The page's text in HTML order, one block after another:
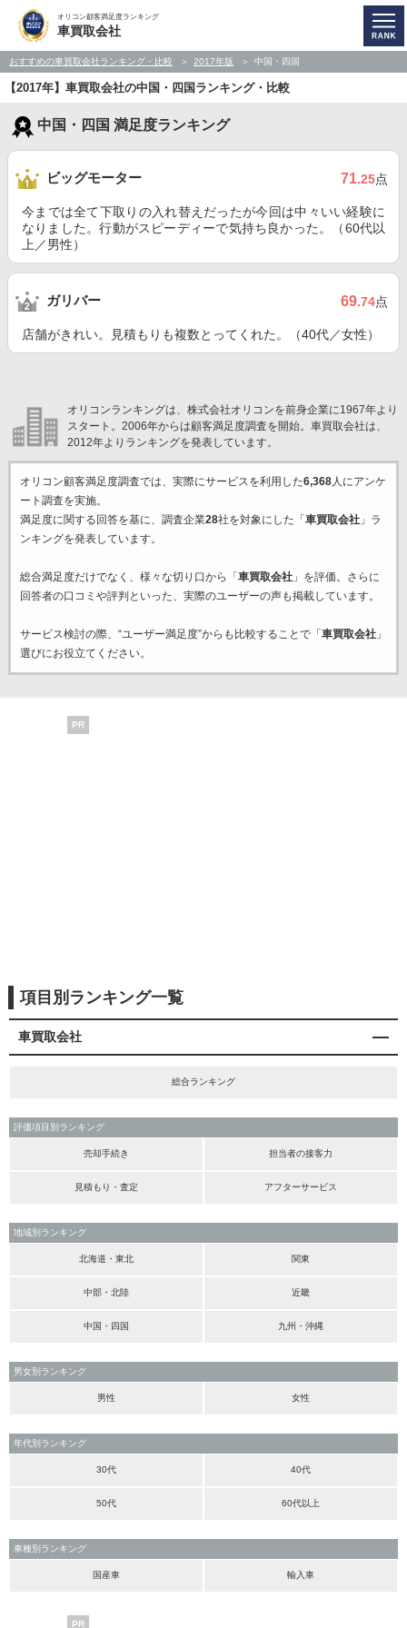
オリコン顧客満足度ランキング
車買取会社
おすすめの車買取会社ランキング・比較 2017年版 中国・四国
【2017年】車買取会社の中国・四国ランキング・比較
中国・四国 満足度ランキング
ビッグモーター 71.25点
今までは全て下取りの入れ替えだったが今回は中々いい経験に
なりました。行動がスピーディーで気持ち良かった。（60代以
上／男性）
ガリバー 69.74点
店舗がきれい。見積もりも複数とってくれた。（40代／女性）
オリコンランキングは、株式会社オリコンを前身企業に1967年より
スタート。2006年からは顧客満足度調査を開始。車買取会社は、
2012年よりランキングを発表しています。
オリコン顧客満足度調査では、実際にサービスを利用した6,368人にアンケ
ート調査を実施。
満足度に関する回答を基に、調査企業28社を対象にした「 車買取会社」ラ
ンキングを発表しています。
総合満足度だけでなく、様々な切り口から「 車買取会社」を評価。さらに
回答者の口コミや評判といった、実際のユーザーの声も掲載しています。
サービス検討の際、“ユーザー満足度”からも比較することで「 車買取会社」
選びにお役立てください。
PR
項目別ランキング一覧
車買取会社
総合ランキング
評価項目別ランキング
売却手続き 担当者の接客力
見積もり・査定 アフターサービス
地域別ランキング
北海道・東北 関東
中部・北陸 近畿
中国・四国 九州・沖縄
男女別ランキング
男性 女性
年代別ランキング
30代 40代
50代 60代以上
車種別ランキング
国産車 輸入車
PR